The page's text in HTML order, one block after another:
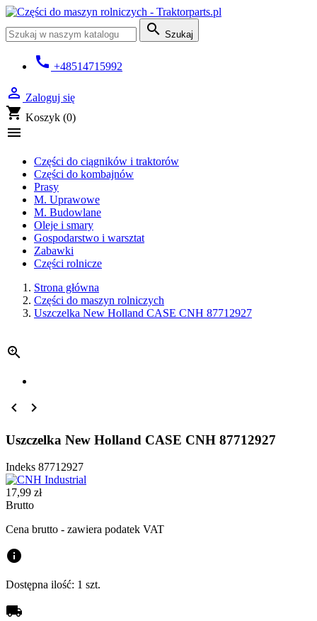
 Szukaj
call +48514715992
 Zaloguj się
shopping_cart Koszyk (0)

Części do ciągników i traktorów
Części do kombajnów
Prasy
M. Uprawowe
M. Budowlane
Oleje i smary
Gospodarstwo i warsztat
Zabawki
Części rolnicze
Strona główna
Części do maszyn rolniczych
Uszczelka New Holland CASE CNH 87712927

 
Uszczelka New Holland CASE CNH 87712927
Indeks 87712927
17,99 zł
Brutto
Cena brutto - zawiera podatek VAT
info
Dostępna ilość: 1 szt.
local_shipping